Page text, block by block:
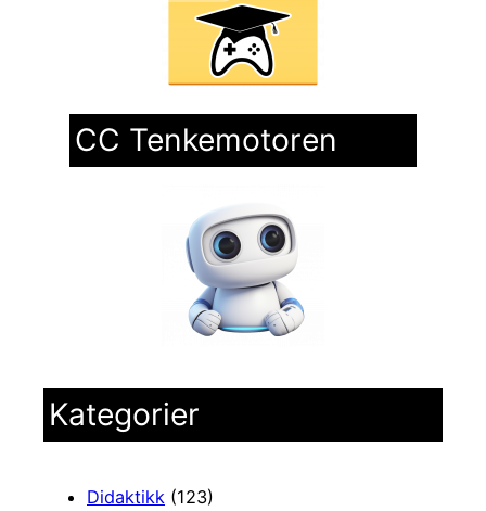
CC Tenkemotoren
Kategorier
Didaktikk (123)